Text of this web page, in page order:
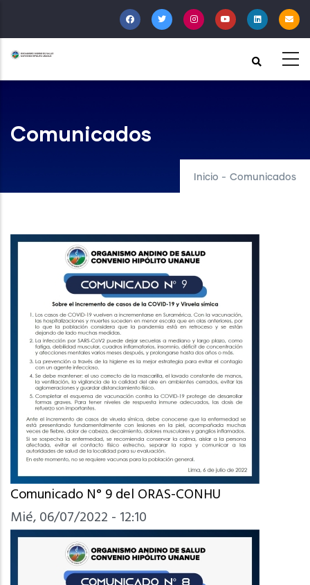
al
contenido
principal
Comunicados
Inicio - Comunicados
Comunicado N° 9 del ORAS-CONHU
Mié, 06/07/2022 - 12:10